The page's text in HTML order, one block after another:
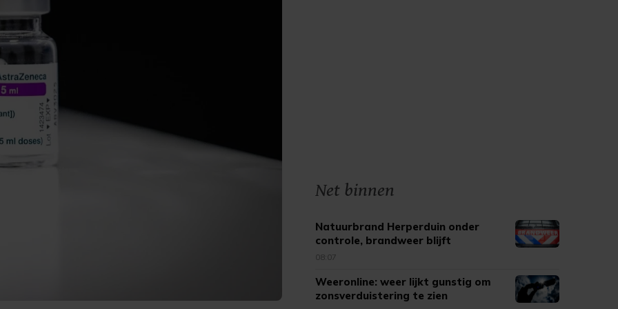
Net binnen
Natuurbrand Herperduin onder
controle, brandweer blijft
nablussen
08:07
Weeronline: weer lijkt gunstig om
zonsverduistering te zien